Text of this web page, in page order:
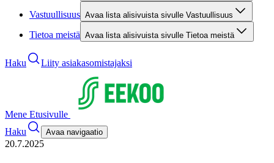
Vastuullisuus Avaa lista alisivuista sivulle Vastuullisuus
Tietoa meistä Avaa lista alisivuista sivulle Tietoa meistä
Haku Liity asiakasomistajaksi
Mene Etusivulle
Haku
Avaa navigaatio
20.7.2025